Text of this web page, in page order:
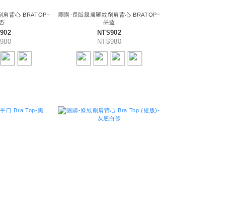
肩背心 BRATOP–
團購-長版親膚羅紋削肩背心 BRATOP–
墨藍
NT$902
NT$980